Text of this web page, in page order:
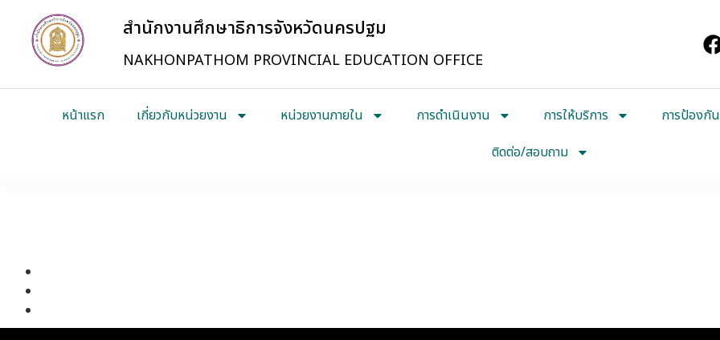
สำนักงานศึกษาธิการจังหวัดนครปฐม
NAKHONPATHOM PROVINCIAL EDUCATION OFFICE
หน้าแรก เกี่ยวกับหน่วยงาน หน่วยงานภายใน การดำเนินงาน การให้บริการ
การป้องกั
ติดต่อ/สอบถาม